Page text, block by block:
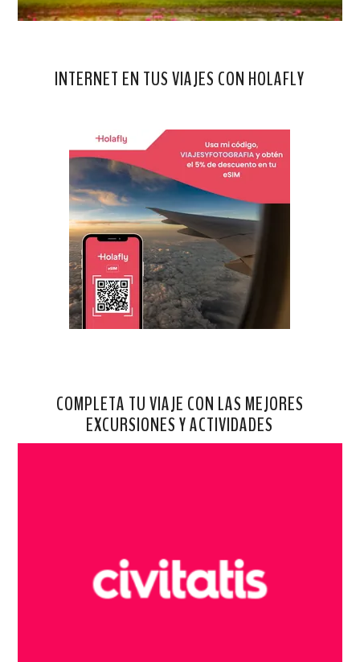
INTERNET EN TUS VIAJES CON HOLAFLY
COMPLETA TU VIAJE CON LAS MEJORES
EXCURSIONES Y ACTIVIDADES